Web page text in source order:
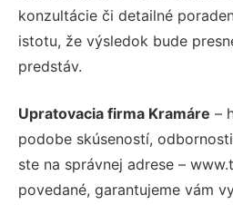
konzultácie či detailné
istotu, že výsledok bude
predstáv.
Upratovacia firma Kramáre –
podobe skúseností,
ste na správnej adrese –
povedané, garantujeme vám